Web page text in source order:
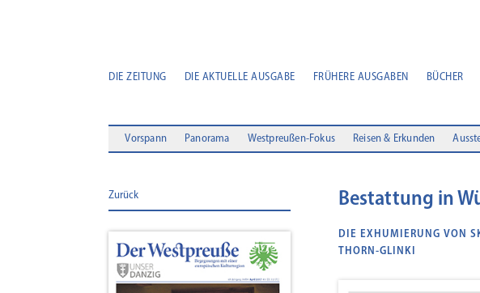
DIE ZEITUNG DIE AKTUELLE AUSGABE FRÜHERE AUSGABEN BÜCHER
Vorspann Panorama Westpreußen-Fokus Reisen & Erkunden
Zurück Bestattung in
DIE EXHUMIERUNG VON
THORN-GLINKI